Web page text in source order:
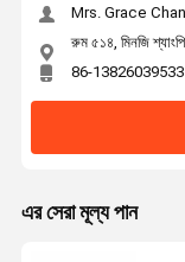
Mrs. Grace
রুম ৫১৪, মিনজি
86-13826039533
এর সেরা মূল্য পান